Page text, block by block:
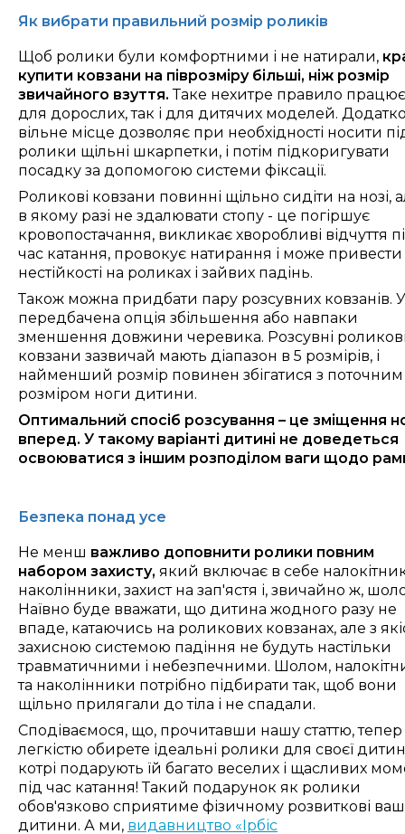
Як вибрати правильний розмір роликів
Щоб ролики були комфортними і не натирали,
купити ковзани на піврозміру більші, ніж розмір
звичайного взуття.Таке нехитре правило
для дорослих, так і для дитячих моделей.
вільне місце дозволяє при необхідності носити
ролики щільні шкарпетки, і потім підкоригувати
посадку за допомогою системи фіксації.
Роликові ковзани повинні щільно сидіти на нозі,
в якому разі не здалювати стопу - це погіршує
кровопостачання, викликає хворобливі відчуття
час катання, провокує натирання і може
нестійкості на роликах і зайвих падінь.
Також можна придбати пару розсувних ковзанів.
передбачена опція збільшення або навпаки
зменшення довжини черевика. Розсувні
ковзани зазвичай мають діапазон в 5 розмірів, і
найменший розмір повинен збігатися з поточним
розміром ноги дитини.
Оптимальний спосіб розсування – це зміщення
вперед. У такому варіанті дитині не доведеться
освоюватися з іншим розподілом ваги щодо
Безпека понад усе
Не менш важливо доповнити ролики повним
набором захисту, який включає в себе
наколінники, захист на зап'ястя і, звичайно ж,
Наївно буде вважати, що дитина жодного разу не
впаде, катаючись на роликових ковзанах, але з
захисною системою падіння не будуть настільки
травматичними і небезпечними. Шолом,
та наколінники потрібно підбирати так, щоб вони
щільно прилягали до тіла і не спадали.
Сподіваємося, що, прочитавши нашу статтю, тепер
легкістю обирете ідеальні ролики для своєї
котрі подарують їй багато веселих і щасливих
під час катання!Такий подарунок як ролики
обов'язково сприятиме фізичному розвиткові
дитини. А ми, видавництво «Ірбіс